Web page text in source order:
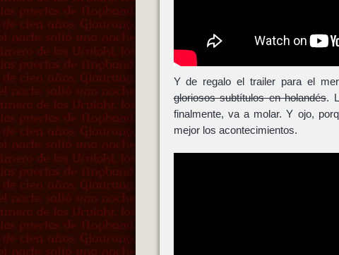
Y de regalo el trailer para el
gloriosos subtítulos en holandés.
finalmente, va a molar. Y ojo,
mejor los acontecimientos.